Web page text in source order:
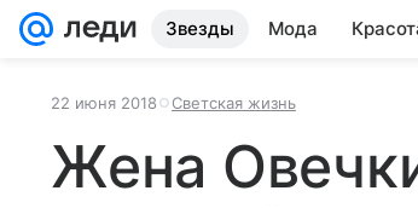
Звезды Мода
22 июня 2018 Светская жизнь
Жена